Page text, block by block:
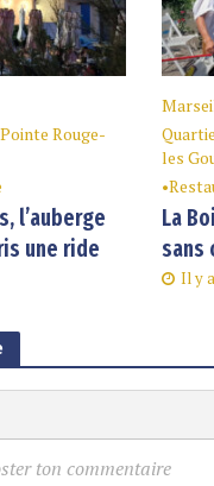
Rouge-
l’auberge
une ride
les
•
La
sans
Il y
ton commentaire